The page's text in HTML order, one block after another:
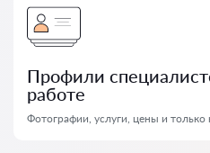
Профили
работе
Фотографии, услуги, цены и